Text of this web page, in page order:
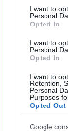
consent section.
I want to
Personal
Opted In
I want to
Personal
Opted In
I want to
Retention,
Personal
Purposes
Opted Out
Google
Continua
FUTURE